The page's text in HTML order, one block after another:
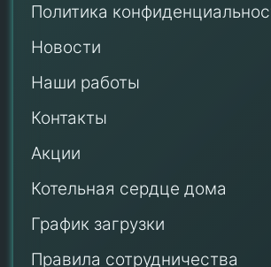
Политика
Новости
Наши работы
Контакты
Акции
Котельная сердце дома
График загрузки
Правила сотрудничества